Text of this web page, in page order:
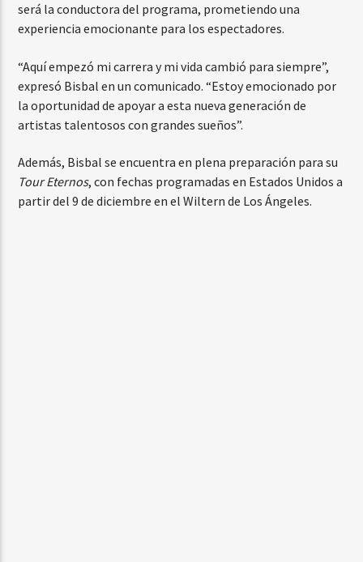
será la conductora del programa, prometiendo una
experiencia emocionante para los espectadores.
“Aquí empezó mi carrera y mi vida cambió para siempre”,
expresó Bisbal en un comunicado. “Estoy emocionado por
la oportunidad de apoyar a esta nueva generación de
artistas talentosos con grandes sueños”.
Además, Bisbal se encuentra en plena preparación para su
Tour Eternos, con fechas programadas en Estados Unidos a
partir del 9 de diciembre en el Wiltern de Los Ángeles.